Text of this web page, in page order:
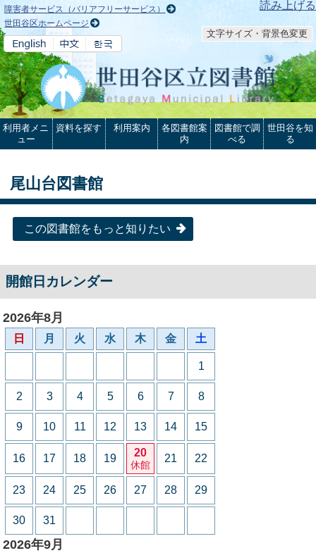
本文へ 読み上げる
障害者サービス（バリアフリーサービス）
世田谷区ホームページ
文字サイズ・背景色変更
利用者メニ
ュー
資料を探す 利用案内
各図書館案
内
図書館で調
べる
世田谷を知
る
尾山台図書館
この図書館をもっと知りたい
開館日カレンダー
2026年8月
日 月 火 水 木 金 土
1
2 3 4 5 6 7 8
9 10 11 12 13 14 15
16 17 18 19 20
休館
21 22
23 24 25 26 27 28 29
30 31
2026年9月